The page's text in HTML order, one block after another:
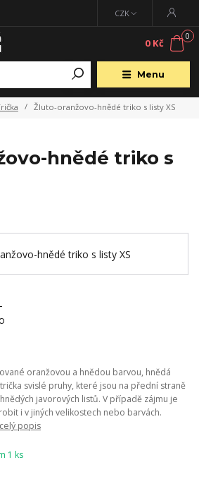
Menu
CZK
0
0 Kč
Žluto-oranžovo-hnědé triko s listy XS
hnědé triko s
oranžovou a hnědou barvou, hnědá
svislé pruhy, které jsou na přední straně
javorových listů. V případě zájmu je
i v jiných velikostech nebo barvách.
celý popis
1 ks